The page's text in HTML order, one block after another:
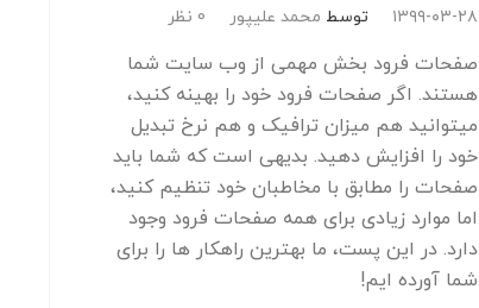
۱۳۹۹-۰۳-۲۸ توسط محمد علیپور 0 نظر
صفحات فرود بخش مهمی از وب سایت شما
هستند. اگر صفحات فرود خود را بهینه کنید،
میتوانید هم میزان ترافیک و هم نرخ تبدیل
خود را افزایش دهید. بدیهی است که شما باید
صفحات را مطابق با مخاطبان خود تنظیم کنید،
اما موارد زیادی برای همه صفحات فرود وجود
دارد. در این پست، ما بهترین راهکار ها را برای
شما آورده ایم!